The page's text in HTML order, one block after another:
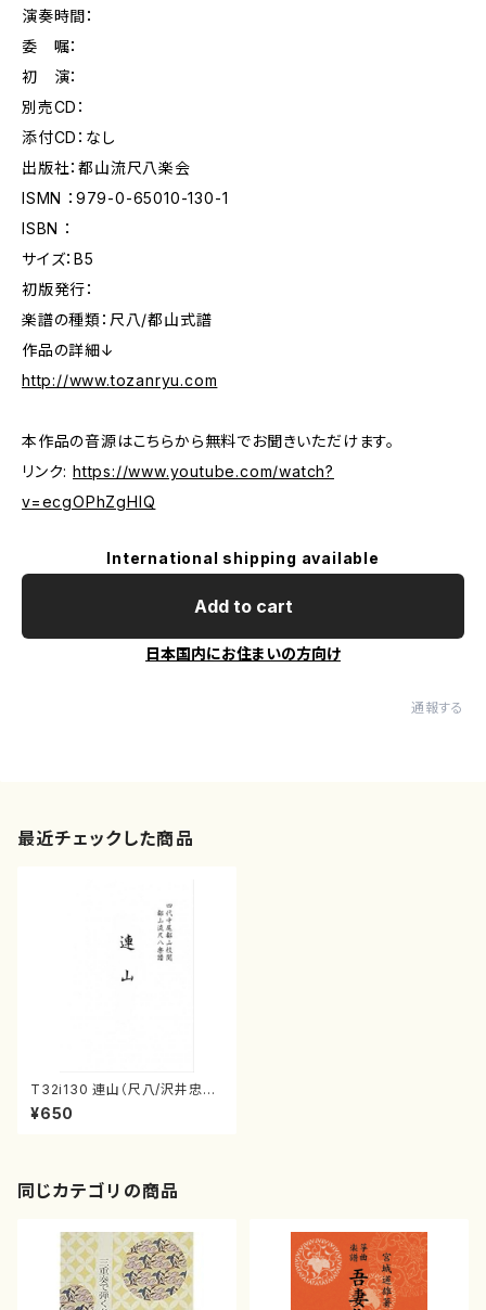
演奏時間：
委 嘱：
初 演：
別売CD：
添付CD：なし
出版社：都山流尺八楽会
ISMN ：979-0-65010-130-1
ISBN ：
サイズ：B5
初版発行：
楽譜の種類：尺八/都山式譜
作品の詳細↓
http://www.tozanryu.com
本作品の音源はこちらから無料でお聞きいただけます。
リンク: https://www.youtube.com/watch?
v=ecgOPhZgHIQ
International shipping available
Add to cart
日本国内にお住まいの方向け
通報する
最近チェックした商品
T32i130 連山（尺八/沢井忠夫/
尺八/都山式譜）都山流公刊楽譜
曲番:579
¥650
同じカテゴリの商品